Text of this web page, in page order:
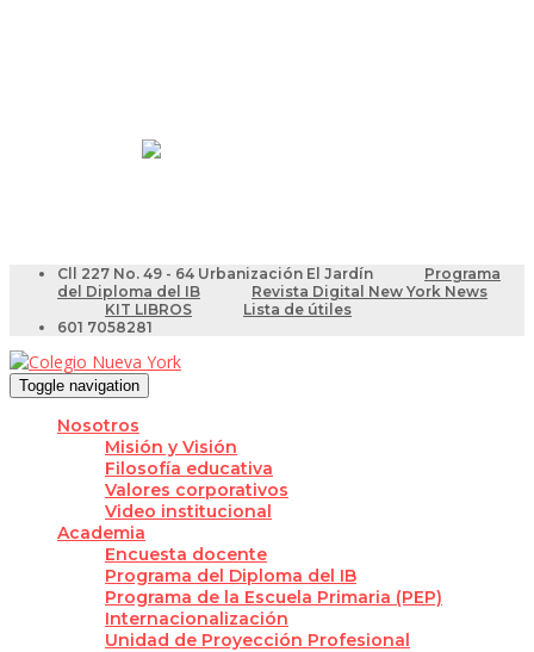
Cll 227 No. 49 - 64 Urbanización El Jardín
Programa
del Diploma del IB
Revista Digital New York News
KIT LIBROS
Lista de útiles
601 7058281
Toggle navigation
Nosotros
Misión y Visión
Filosofía educativa
Valores corporativos
Video institucional
Academia
Encuesta docente
Programa del Diploma del IB
Programa de la Escuela Primaria (PEP)
Internacionalización
Unidad de Proyección Profesional